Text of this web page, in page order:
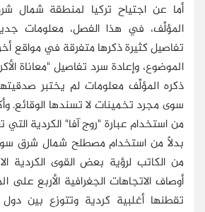
أما عن اجتياح تركيا لمنطقة شمال
المؤلِّف، في هذا الفصل، معلومات
تفاصيل كثيرة ذكرها متفرقة في مواقع
الموضوع، وإعادة سرد تفاصيل "معاناة
ذكره المؤلِّف معلومات لم يختبر
سوى مجرد تخمينات لا تسندها الوقائع.
من استخدام عبارة "روج آفا" الكردية
بدلًا من استخدام مصطلح شمال شرق
من الكاتب لرؤية بعض القوى الكردية
أوصاف الاتجاهات الجغرافية الأربع على
تقطنها أغلبية كردية وتتوزع بين دول